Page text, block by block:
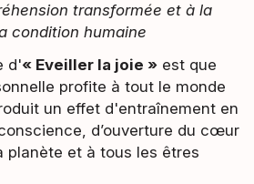
transformée et à la
condition humaine
d'« Eveiller la joie » est que
profite à tout le monde
un effet d'entraînement en
d’ouverture du cœur
planète et à tous les êtres